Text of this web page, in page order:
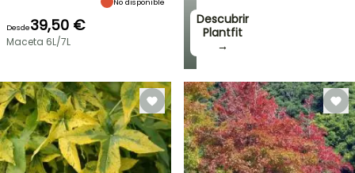
Descubrir
Plantfit
→
Desde39,50 €
Maceta 6L/7L